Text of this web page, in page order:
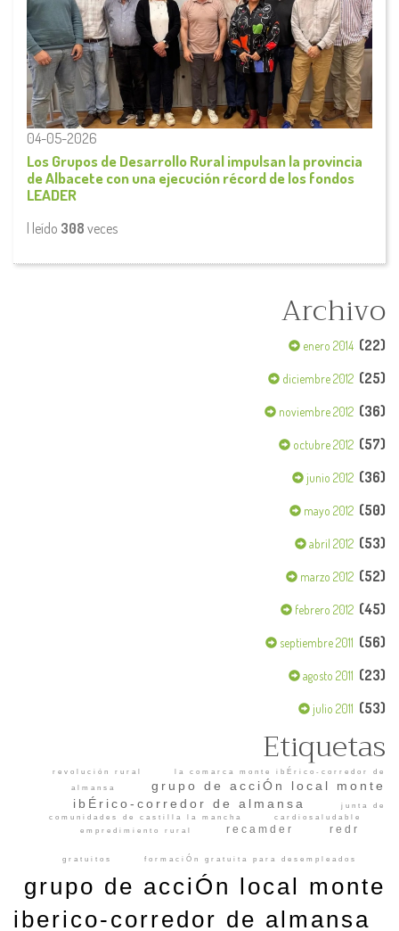
04-05-2026
Los Grupos de Desarrollo Rural impulsan la provincia
de Albacete con una ejecución récord de los fondos
LEADER
| leído 308 veces
Archivo
enero 2014 (22)
diciembre 2012 (25)
noviembre 2012 (36)
octubre 2012 (57)
junio 2012 (36)
mayo 2012 (50)
abril 2012 (53)
marzo 2012 (52)
febrero 2012 (45)
septiembre 2011 (56)
agosto 2011 (23)
julio 2011 (53)
Etiquetas
revolución rural
la comarca monte ibÉrico-corredor de
almansa
grupo de acciÓn local monte
ibÉrico-corredor de almansa
junta de
comunidades de castilla la mancha
cardiosaludable
empredimiento rural
recamder redr
gratuitos formaciÓn gratuita para desempleados
grupo de acciÓn local monte
iberico-corredor de almansa